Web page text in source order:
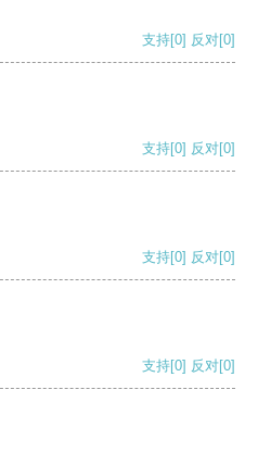
支持[0] 反对[0]
支持[0] 反对[0]
支持[0] 反对[0]
支持[0] 反对[0]